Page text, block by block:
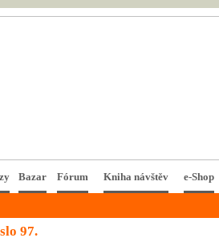
Bazar Fórum Kniha návštěv e-Shop
97.